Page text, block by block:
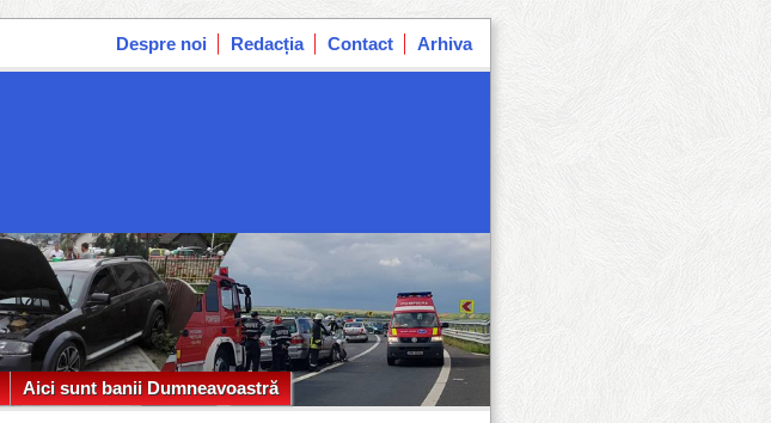
Despre noi Redacția Contact Arhiva
Aici sunt banii Dumneavoastră